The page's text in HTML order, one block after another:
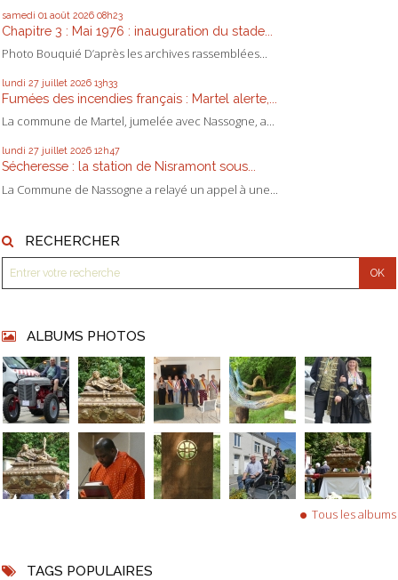
samedi 01 août 2026 08h23
Chapitre 3 : Mai 1976 : inauguration du stade...
Photo Bouquié D’après les archives rassemblées...
lundi 27 juillet 2026 13h33
Fumées des incendies français : Martel alerte,...
La commune de Martel, jumelée avec Nassogne, a...
lundi 27 juillet 2026 12h47
Sécheresse : la station de Nisramont sous...
La Commune de Nassogne a relayé un appel à une...
RECHERCHER
ALBUMS PHOTOS
Tous les albums
TAGS POPULAIRES